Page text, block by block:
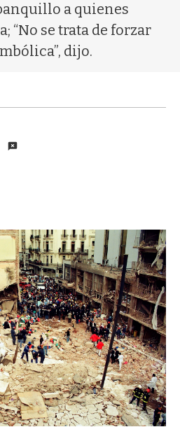
a quienes
“No se trata de forzar
dijo.